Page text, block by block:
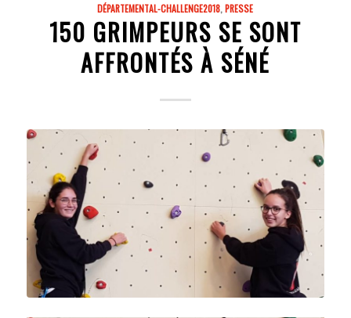
DÉPARTEMENTAL-CHALLENGE2018,PRESSE
150 GRIMPEURS SE SONT
AFFRONTÉS À SÉNÉ